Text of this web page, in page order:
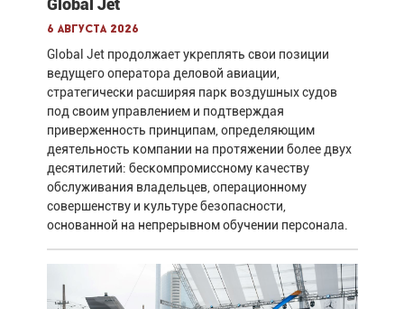
Global Jet
6 августа 2026
Global Jet продолжает укреплять свои позиции
ведущего оператора деловой авиации,
стратегически расширяя парк воздушных судов
под своим управлением и подтверждая
приверженность принципам, определяющим
деятельность компании на протяжении более двух
десятилетий: бескомпромиссному качеству
обслуживания владельцев, операционному
совершенству и культуре безопасности,
основанной на непрерывном обучении персонала.